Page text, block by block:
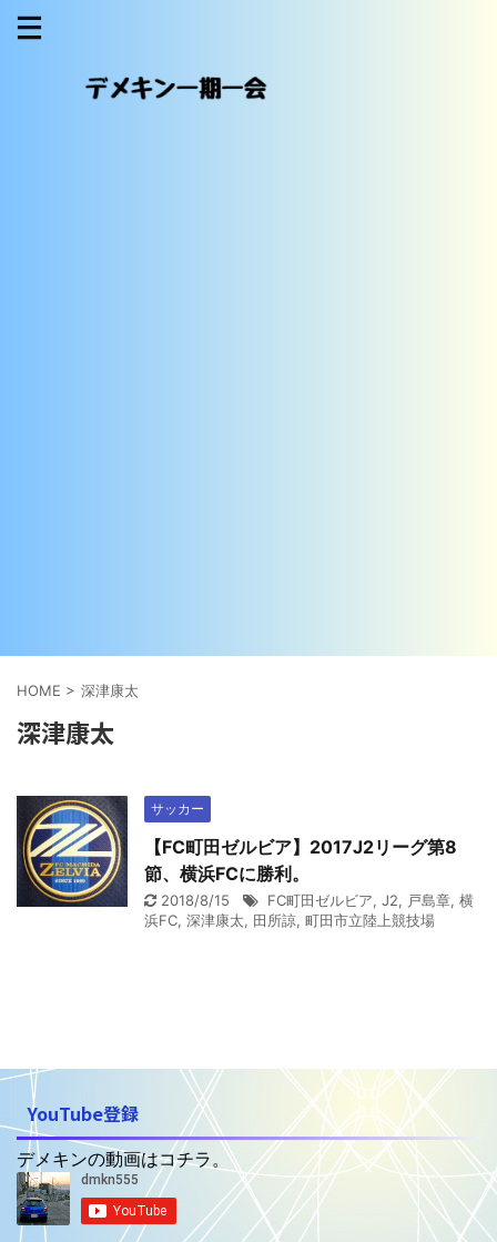
HOME > 深津康太
深津康太
サッカー
【FC町田ゼルビア】2017J2リーグ第8
節、横浜FCに勝利。
2018/8/15 FC町田ゼルビア, J2, 戸島章, 横
浜FC, 深津康太, 田所諒, 町田市立陸上競技場
YouTube登録
デメキンの動画はコチラ。